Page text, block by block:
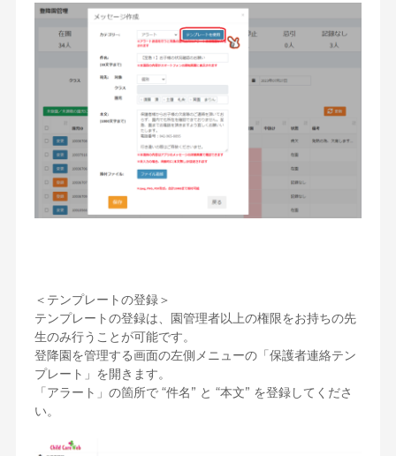
＜テンプレートの登録＞
テンプレートの登録は、園管理者以上の権限をお持ちの先
生のみ行うことが可能です。
登降園を管理する画面の左側メニューの「保護者連絡テン
プレート」を開きます。
「アラート」の箇所で “件名” と “本文” を登録してくださ
い。